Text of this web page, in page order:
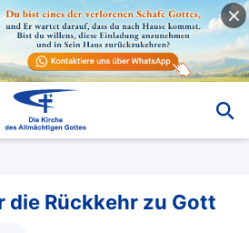
die Rückkehr zu Gott